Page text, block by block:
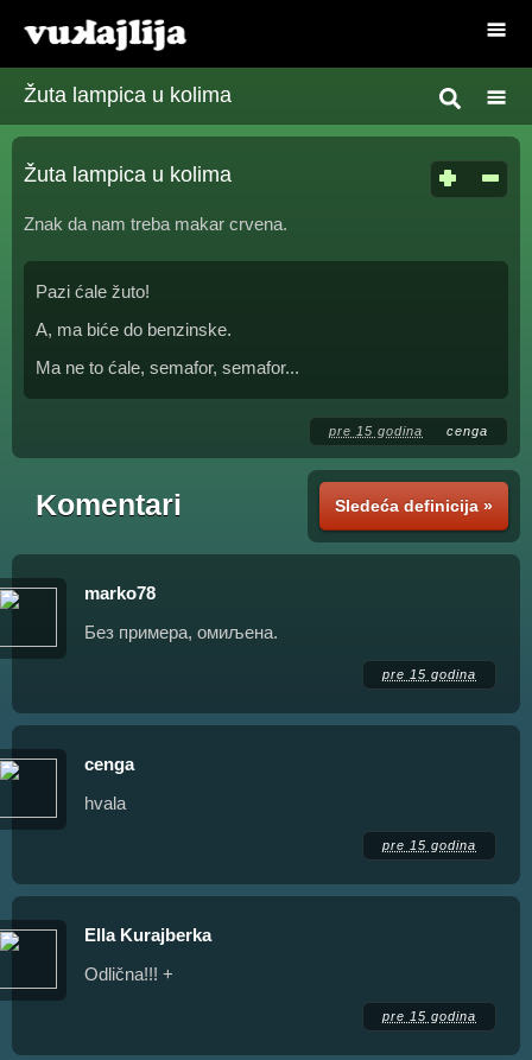
Žuta lampica u kolima
Žuta lampica u kolima
Znak da nam treba makar crvena.
Pazi ćale žuto!
A, ma biće do benzinske.
Ma ne to ćale, semafor, semafor...
pre 15 godina cenga
Sledeća definicija »
Komentari
marko78
Без примера, омиљена.
pre 15 godina
cenga
hvala
pre 15 godina
Ella Kurajberka
Odlična!!! +
pre 15 godina